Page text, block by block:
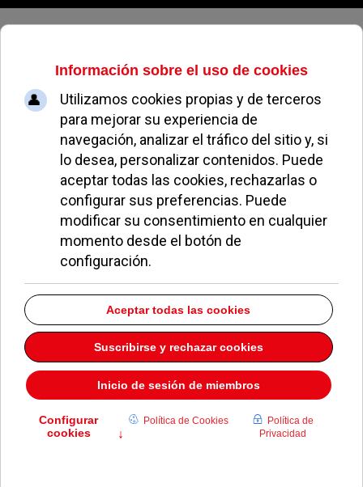
Sábado, 08 de agosto de 2026
The March Centre
Idiomas
Dirección: PZA. Mayor 4 1º D
Pozuelo de Alarcón
Madrid
28223
Teléfono:
913523252
Descargar la información como:vCard
EN PORTADA